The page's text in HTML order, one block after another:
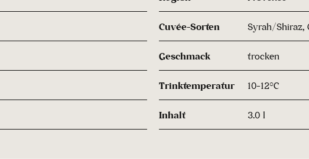
Cuvée-Sorten Syrah/Shiraz,
Geschmack trocken
Trinktemperatur 10-12°C
Inhalt 3.0 l